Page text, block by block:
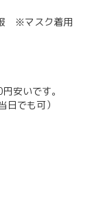
※マスク着用
安いです。
日でも可）